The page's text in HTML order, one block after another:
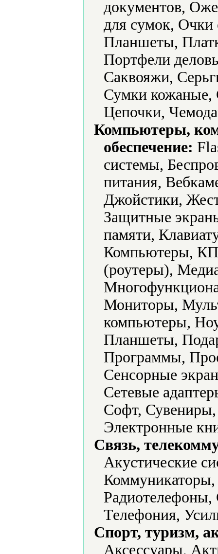
документов,
для сумок, Очки
Планшеты,
Портфели
Саквояжи,
Сумки кожаные,
Цепочки,
Компьютеры,
обеспечение:
системы,
питания,
Джойстики,
Защитные
памяти,
Компьютеры,
(роутеры),
Мониторы,
компьютеры,
Планшеты,
Программы,
Сенсорные
Сетевые
Софт,
Электронные
Связь,
Акустические
Коммуникаторы,
Телефония,
Спорт, туризм,
Аксессуары,